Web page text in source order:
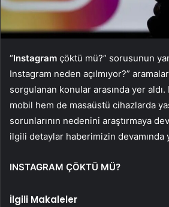
“Instagram çöktü mü?” sorusunun
Instagram neden açılmıyor?”
sorgulanan konular arasında yer aldı.
mobil hem de masaüstü cihazlarda
sorunlarının nedenini araştırmaya
ilgili detaylar haberimizin devamında
INSTAGRAM ÇÖKTÜ MÜ?
İlgili Makaleler